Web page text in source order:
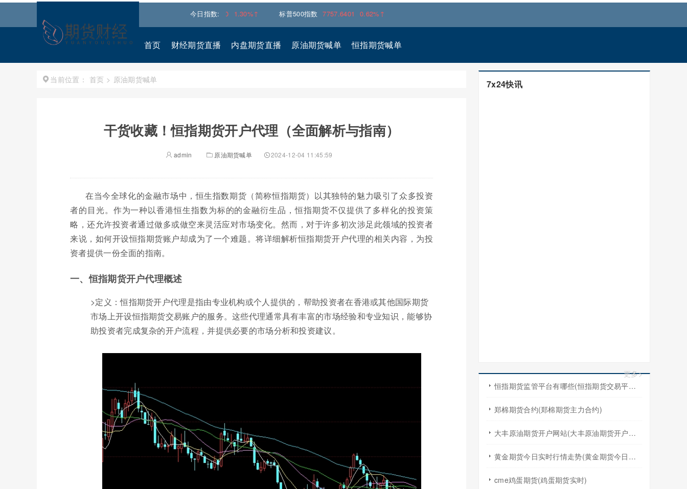
今日指数:
26690.6150 1.30%↑ 标普500指数 7757.6401 0.62%↑
首页 财经期货直播 内盘期货直播 原油期货喊单 恒指期货喊单
当前位置： 首页 > 原油期货喊单
干货收藏！恒指期货开户代理（全面解析与指南）
admin 原油期货喊单 2024-12-04 11:45:59
在当今全球化的金融市场中，恒生指数期货（简称恒指期货）以其独特的魅力吸引了众多投资
者的目光。作为一种以香港恒生指数为标的的金融衍生品，恒指期货不仅提供了多样化的投资策
略，还允许投资者通过做多或做空来灵活应对市场变化。然而，对于许多初次涉足此领域的投资者
来说，如何开设恒指期货账户却成为了一个难题。将详细解析恒指期货开户代理的相关内容，为投
资者提供一份全面的指南。
一、恒指期货开户代理概述
>定义：恒指期货开户代理是指由专业机构或个人提供的，帮助投资者在香港或其他国际期货
市场上开设恒指期货交易账户的服务。这些代理通常具有丰富的市场经验和专业知识，能够协
助投资者完成复杂的开户流程，并提供必要的市场分析和投资建议。
7x24快讯
更多>
恒指期货监管平台有哪些(恒指期货交易平台哪家好)
郑棉期货合约(郑棉期货主力合约)
大丰原油期货开户网站(大丰原油期货开户网站查询)
黄金期货今日实时行情走势(黄金期货今日实时行情走势图)
cme鸡蛋期货(鸡蛋期货实时)